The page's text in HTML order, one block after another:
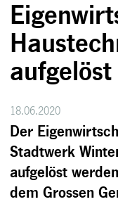
aufgelöst
18.06.2020
Der
Stadtwerk
aufgelöst
dem Grossen